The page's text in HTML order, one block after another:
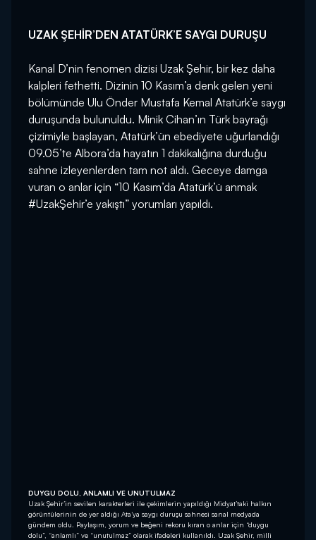
UZAK ŞEHİR’DEN ATATÜRK’E SAYGI DURUŞU
Kanal D’nin fenomen dizisi Uzak Şehir, bir kez daha
kalpleri fethetti. Dizinin 10 Kasım’a denk gelen yeni
bölümünde Ulu Önder Mustafa Kemal Atatürk’e saygı
duruşunda bulunuldu. Minik Cihan’ın Türk bayrağı
çizimiyle başlayan, Atatürk’ün ebediyete uğurlandığı
09.05’te Albora’da hayatın 1 dakikalığına durduğu
sahne izleyenlerden tam not aldı. Geceye damga
vuran o anlar için “10 Kasım’da Atatürk’ü anmak
#UzakŞehir’e yakıştı” yorumları yapıldı.
DUYGU DOLU, ANLAMLI VE UNUTULMAZ
Uzak Şehir’in sevilen karakterleri ile çekimlerin yapıldığı Midyat’taki halkın
görüntülerinin de yer aldığı Ata’ya saygı duruşu sahnesi sanal medyada
gündem oldu. Paylaşım, yorum ve beğeni rekoru kıran o anlar için “duygu
dolu”, “anlamlı” ve “unutulmaz” olarak ifadeleri kullanıldı. Uzak Şehir, milli